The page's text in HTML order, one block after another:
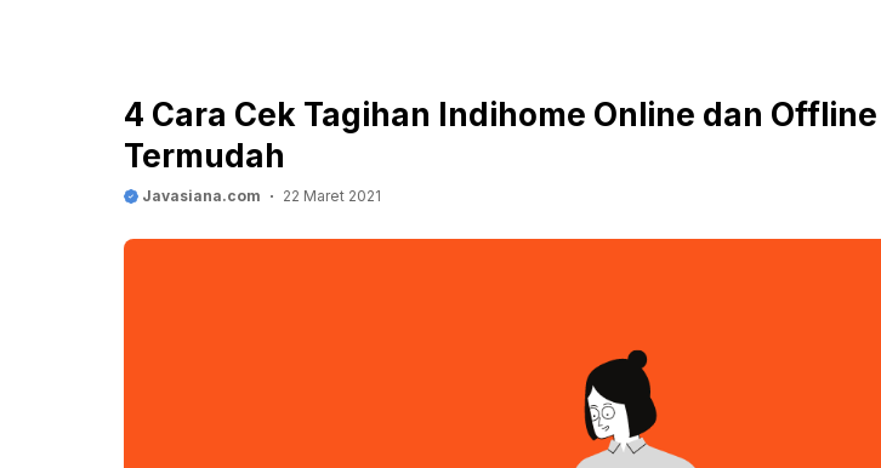
4 Cara Cek Tagihan Indihome Online dan Offline
Termudah
Javasiana.com 22 Maret 2021